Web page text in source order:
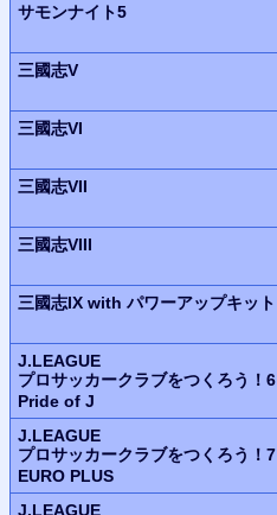
サモンナイト5
三國志V
三國志VI
三國志VII
三國志VIII
三國志IX with パワーアップキット
J.LEAGUE
プロサッカークラブをつくろう！6
Pride of J
J.LEAGUE
プロサッカークラブをつくろう！7
EURO PLUS
J.LEAGUE